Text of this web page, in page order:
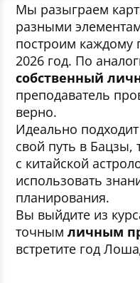
Мы разыграем
разными
построим каждому
2026 год. По
собственный
преподаватель
верно.
Идеально
свой путь в Бацзы,
с китайской
использовать
планирования.
Вы выйдите из
точным личным
встретите год